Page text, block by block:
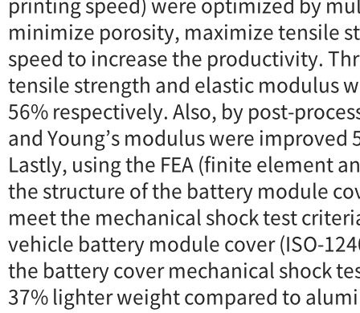
minimize porosity, maximize tensile
speed to increase the productivity.
tensile strength and elastic modulus
56% respectively. Also, by post-
and Young’s modulus were improved
Lastly, using the FEA (finite element
the structure of the battery module
meet the mechanical shock test
vehicle battery module cover (ISO-
the battery cover mechanical shock
37% lighter weight compared to